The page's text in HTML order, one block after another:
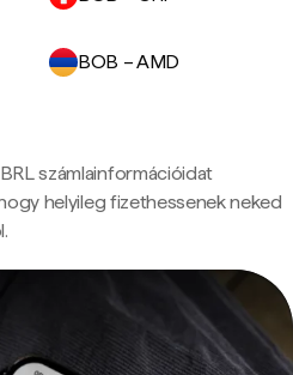
BOB – AMD
számlainformációidat
helyileg fizethessenek neked